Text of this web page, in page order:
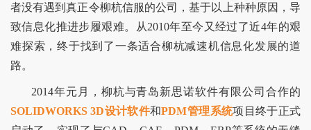
者没有遇到真正令柳杭信服的公司，基于以上种种原因，导
致信息化推进步履艰难。从2010年至今又经过了近4年的艰
难探索，终于找到了一条适合柳杭减速机信息化发展的道
路。
2014年元月，柳杭与青岛新思诺软件有限公司合作的
SOLIDWORKS 3D设计软件和PDM管理系统项目终于正式